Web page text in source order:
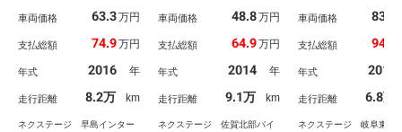
ーキ クルコン シート
ランプ バックカメラ
ＴＣ 純正１６インチア
ルミ ステアリングスイ
ッチ パドルシフト
車両価格 63.3万円
支払総額 74.9万円
年式 2016 年
走行距離 8.2万 km
ネクステージ 早島インター
ックカメラ 衝突被害軽
マートキー ＬＥＤヘッ
クルコン 純正１６イン
チアルミ 車線逸脱警
報 オートライト オー
トエアコン
車両価格 48.8万円
支払総額 64.9万円
年式 2014 年
走行距離 9.1万 km
ネクステージ 佐賀北部バイ
ラ 衝突被害軽減シ
センサー スマート
トインＥＴＣ クル
ン 純正１６インチ
ミ
車両価格 83.5
支払総額 94.9
年式 2018
走行距離 6.8万
ネクステージ 岐阜東バ